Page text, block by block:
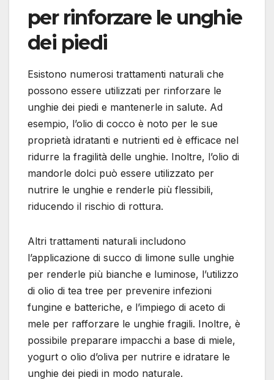
per rinforzare le unghie
dei piedi
Esistono numerosi trattamenti naturali che
possono essere utilizzati per rinforzare le
unghie dei piedi e mantenerle in salute. Ad
esempio, l’olio di cocco è noto per le sue
proprietà idratanti e nutrienti ed è efficace nel
ridurre la fragilità delle unghie. Inoltre, l’olio di
mandorle dolci può essere utilizzato per
nutrire le unghie e renderle più flessibili,
riducendo il rischio di rottura.
Altri trattamenti naturali includono
l’applicazione di succo di limone sulle unghie
per renderle più bianche e luminose, l’utilizzo
di olio di tea tree per prevenire infezioni
fungine e batteriche, e l’impiego di aceto di
mele per rafforzare le unghie fragili. Inoltre, è
possibile preparare impacchi a base di miele,
yogurt o olio d’oliva per nutrire e idratare le
unghie dei piedi in modo naturale.